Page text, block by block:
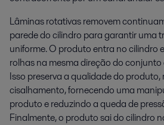
Lâminas rotativas removem
parede do cilindro para garantir uma
uniforme. O produto entra no cilindro
rolhas na mesma direção do
Isso preserva a qualidade do produto,
cisalhamento, fornecendo uma
produto e reduzindo a queda de
Finalmente, o produto sai do cilindro